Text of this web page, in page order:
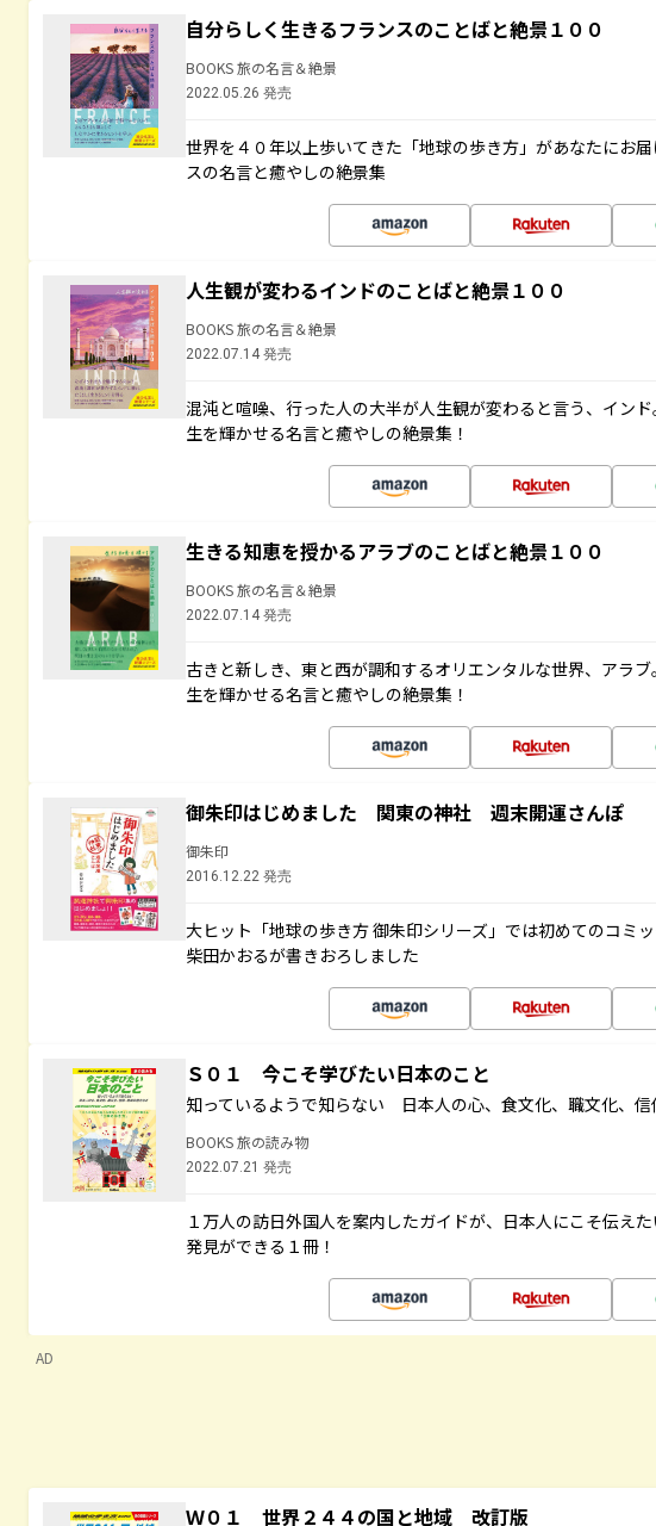
自分らしく生きるフランスのことばと絶景１００
BOOKS 旅の名言＆絶景
2022.05.26 発売
世界を４０年以上歩いてきた「地球の歩き方」があなたにお
スの名言と癒やしの絶景集
人生観が変わるインドのことばと絶景１００
BOOKS 旅の名言＆絶景
2022.07.14 発売
混沌と喧噪、行った人の大半が人生観が変わると言う、イン
生を輝かせる名言と癒やしの絶景集！
生きる知恵を授かるアラブのことばと絶景１００
BOOKS 旅の名言＆絶景
2022.07.14 発売
古きと新しき、東と西が調和するオリエンタルな世界、アラ
生を輝かせる名言と癒やしの絶景集！
御朱印はじめました 関東の神社 週末開運さんぽ
御朱印
2016.12.22 発売
大ヒット「地球の歩き方 御朱印シリーズ」では初めてのコミ
柴田かおるが書きおろしました
Ｓ０１ 今こそ学びたい日本のこと
知っているようで知らない 日本人の心、食文化、職文化、
BOOKS 旅の読み物
2022.07.21 発売
１万人の訪日外国人を案内したガイドが、日本人にこそ伝え
発見ができる１冊！
AD
Ｗ０１ 世界２４４の国と地域 改訂版